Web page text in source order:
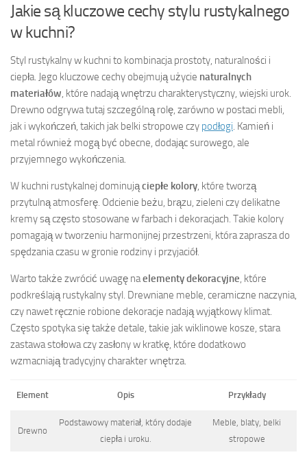
Jakie są kluczowe cechy stylu rustykalnego
w kuchni?
Styl rustykalny w kuchni to kombinacja prostoty, naturalności i
ciepła. Jego kluczowe cechy obejmują użycie naturalnych
materiałów, które nadają wnętrzu charakterystyczny, wiejski urok.
Drewno odgrywa tutaj szczególną rolę, zarówno w postaci mebli,
jak i wykończeń, takich jak belki stropowe czy podłogi. Kamień i
metal również mogą być obecne, dodając surowego, ale
przyjemnego wykończenia.
W kuchni rustykalnej dominująciepłe kolory, które tworzą
przytulną atmosferę. Odcienie beżu, brązu, zieleni czy delikatne
kremy są często stosowane w farbach i dekoracjach. Takie kolory
pomagają w tworzeniu harmonijnej przestrzeni, która zaprasza do
spędzania czasu w gronie rodziny i przyjaciół.
Warto także zwrócić uwagę naelementy dekoracyjne, które
podkreślają rustykalny styl. Drewniane meble, ceramiczne naczynia,
czy nawet ręcznie robione dekoracje nadają wyjątkowy klimat.
Często spotyka się także detale, takie jak wiklinowe kosze, stara
zastawa stołowa czy zasłony w kratkę, które dodatkowo
wzmacniają tradycyjny charakter wnętrza.
Element Opis Przykłady
Drewno
Podstawowy materiał, który dodaje
ciepła i uroku.
Meble, blaty, belki
stropowe